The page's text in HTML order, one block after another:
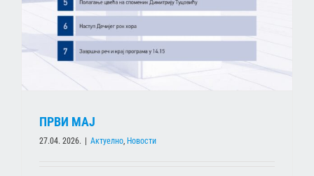
ПРВИ МАЈ
27.04. 2026. Актуелно, Новости